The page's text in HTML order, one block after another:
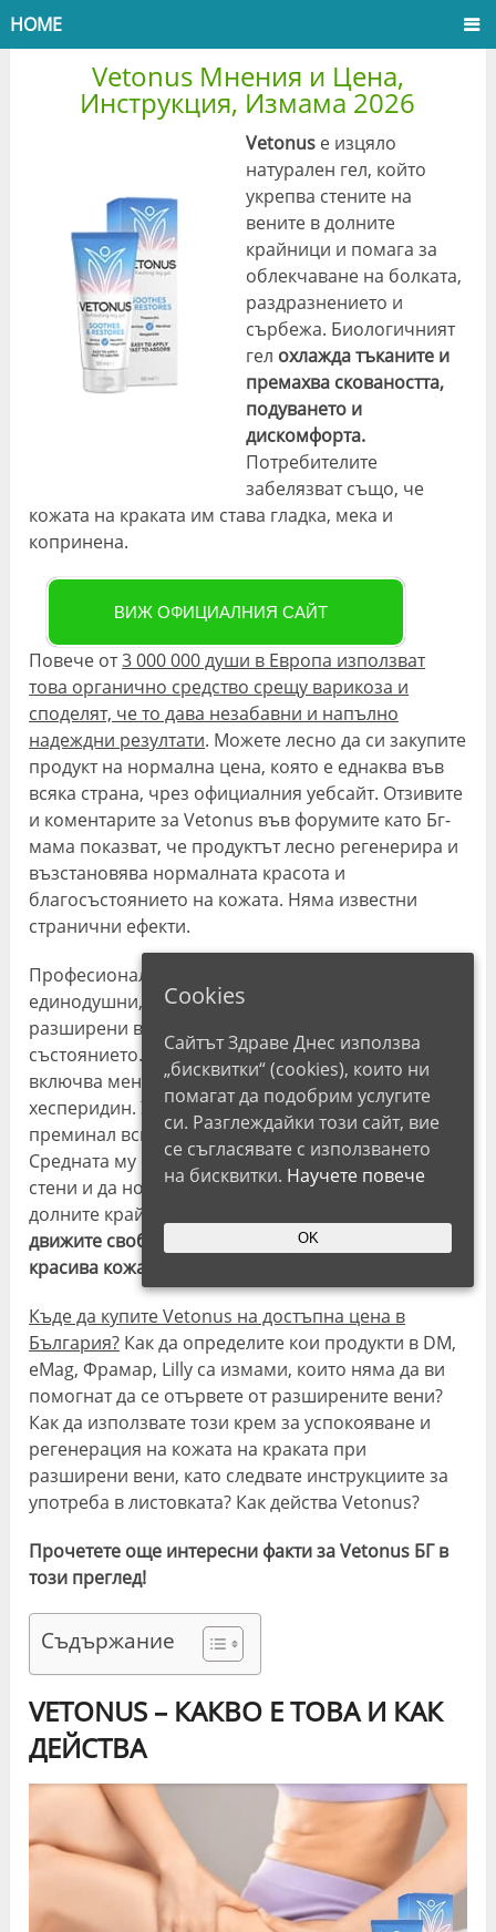
HOME
Vetonus Мнения и Цена,
Инструкция, Измама 2026
Vetonus е изцяло
натурален гел, който
укрепва стените на
вените в долните
крайници и помага за
облекчаване на болката,
раздразнението и
сърбежа. Биологичният
гел охлажда тъканите и
премахва сковаността,
подуването и
дискомфорта.
Потребителите
забелязват също, че
кожата на краката им става гладка, мека и
копринена.
ВИЖ ОФИЦИАЛНИЯ САЙТ
Повече от3 000 000 души в Европа използват
това органично средство срещу варикоза и
споделят, че то дава незабавни и напълно
надеждни резултати. Можете лесно да си закупите
продукт на нормална цена, която е еднаква във
всяка страна, чрез официалния уебсайт. Отзивите
и коментарите за Vetonus във форумите като Бг-
мама показват, че продуктът лесно регенерира и
възстановява нормалната красота и
благосъстоянието на кожата. Няма известни
странични ефекти.
Професионалните флеболози и дерматолози са
единодушни, че Vetonus е чудесно средство за
разширени вени, независимо в какъв стадий е
състоянието. Органичният състав на продукта
включва ментол, троксерутин, арника монтана и
хесперидин. Успокояващият кожата разтвор е
преминал всички необходими клинични тестове.
Средната му способност да укрепва венозните
стени и да нормализира кръвообращението в
долните крайници е 95%.
движите свободно и да водите живот без болка с
красива кожа на краката.
Къде да купите Vetonus на достъпна цена в
България? Как да определите кои продукти в DM,
eMag, Фрамар, Lilly са измами, които няма да ви
помогнат да се отървете от разширените вени?
Как да използвате този крем за успокояване и
регенерация на кожата на краката при
разширени вени, като следвате инструкциите за
употреба в листовката? Как действа Vetonus?
Прочетете още интересни факти за Vetonus БГ в
този преглед!
Съдържание
VETONUS – КАКВО Е ТОВА И КАК
ДЕЙСТВА
Cookies
Сайтът Здраве Днес използва
„бисквитки“ (cookies), които ни
помагат да подобрим услугите
си. Разглеждайки този сайт, вие
се съгласявате с използването
на бисквитки. Научете повече
OK